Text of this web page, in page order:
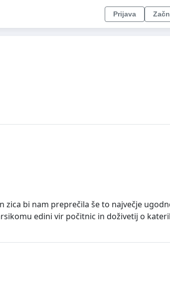
Prijava
bi nam preprečila še to največje
edini vir počitnic in doživetij o